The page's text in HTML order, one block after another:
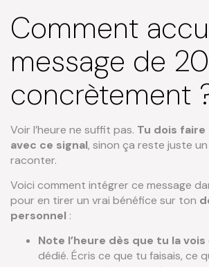
Comment
message de
concrètement
Voir l’heure ne suffit pas. Tu dois
avec ce signal, sinon ça reste juste
raconter.
Voici comment intégrer ce message
pour en tirer un vrai bénéfice sur ton
personnel :
Note l’heure dès que tu la vois
dédié. Écris ce que tu faisais, ce